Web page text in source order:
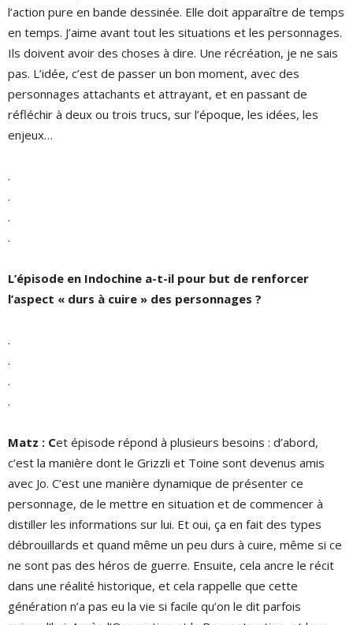
l’action pure en bande dessinée. Elle doit apparaître de temps
en temps. J’aime avant tout les situations et les personnages.
Ils doivent avoir des choses à dire. Une récréation, je ne sais
pas. L’idée, c’est de passer un bon moment, avec des
personnages attachants et attrayant, et en passant de
réfléchir à deux ou trois trucs, sur l’époque, les idées, les
enjeux…
.
.
.
.
L’épisode en Indochine a-t-il pour but de renforcer
l’aspect « durs à cuire » des personnages ?
.
.
.
.
Matz : Cet épisode répond à plusieurs besoins : d’abord,
c’est la manière dont le Grizzli et Toine sont devenus amis
avec Jo. C’est une manière dynamique de présenter ce
personnage, de le mettre en situation et de commencer à
distiller les informations sur lui. Et oui, ça en fait des types
débrouillards et quand même un peu durs à cuire, même si ce
ne sont pas des héros de guerre. Ensuite, cela ancre le récit
dans une réalité historique, et cela rappelle que cette
génération n’a pas eu la vie si facile qu’on le dit parfois